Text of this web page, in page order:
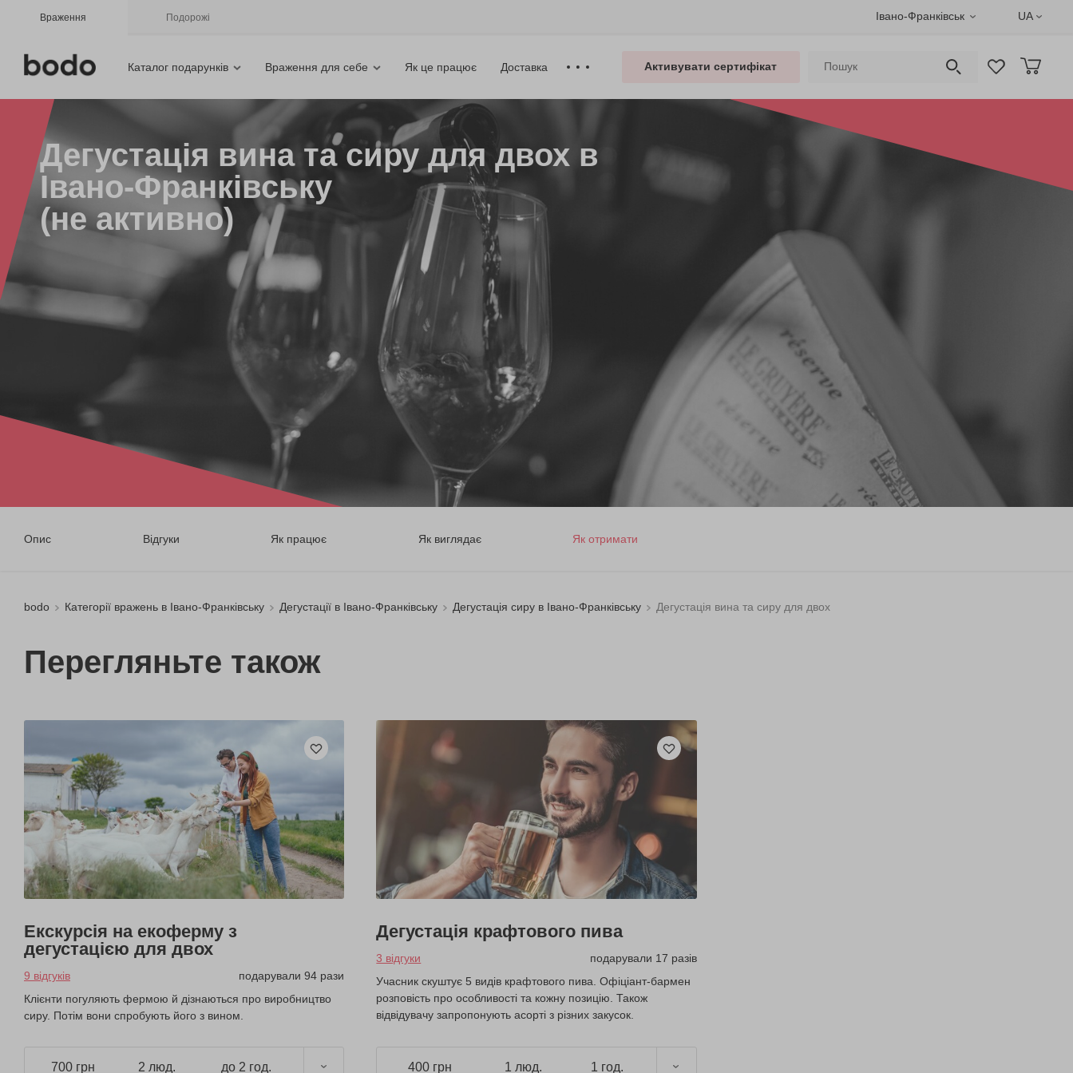
Враження Подорожі Івано-Франківськ UA
Каталог подарунків Враження для себе Як це працює Доставка Активувати сертифікат
Дегустація вина та сиру для двох в
Івано-Франківську
(не активно)
Опис Відгуки Як працює Як виглядає Як отримати
bodo Категорії вражень в Івано-Франківську Дегустації в Івано-Франківську Дегустація сиру в Івано-Франківську Дегустація вина та сиру для двох
Перегляньте також
Екскурсія на екоферму з
дегустацією для двох
9 відгуків
подарували 94 рази
Клієнти погуляють фермою й дізнаються про виробництво
сиру. Потім вони спробують його з вином.
700 грн 2 люд. до 2 год.
Дегустація крафтового пива
3 відгуки
подарували 17 разів
Учасник скуштує 5 видів крафтового пива. Офіціант-бармен
розповість про особливості та кожну позицію. Також
відвідувачу запропонують асорті з різних закусок.
400 грн 1 люд. 1 год.